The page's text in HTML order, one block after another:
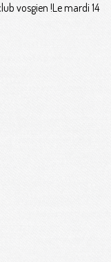
vosgien !Le mardi 14